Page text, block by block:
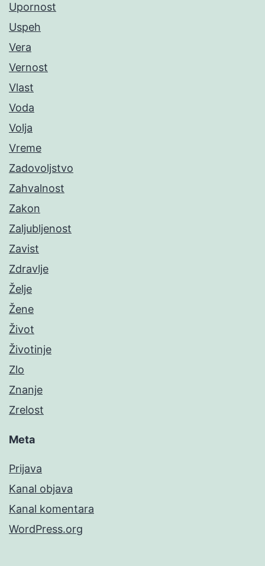
Upornost
Uspeh
Vera
Vernost
Vlast
Voda
Volja
Vreme
Zadovoljstvo
Zahvalnost
Zakon
Zaljubljenost
Zavist
Zdravlje
Želje
Žene
Život
Životinje
Zlo
Znanje
Zrelost
Meta
Prijava
Kanal objava
Kanal komentara
WordPress.org